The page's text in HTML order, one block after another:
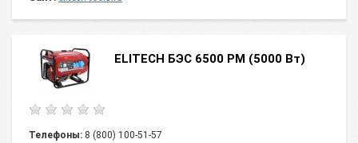
ELITECH БЭС 6500 РМ (5000 Вт)
Телефоны: 8 (800) 100-51-57